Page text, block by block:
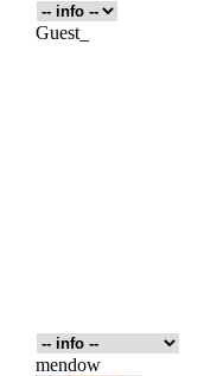
Guest_
mendow